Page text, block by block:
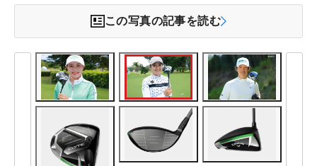
この写真の記事を読む